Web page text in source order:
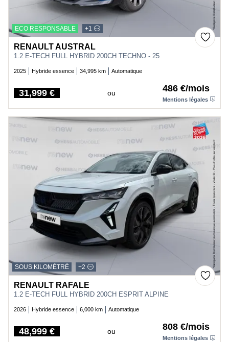
ECO RESPONSABLE +1
RENAULT AUSTRAL
1.2 E-TECH FULL HYBRID 200CH TECHNO - 25
2025 Hybride essence 34,995 km Automatique
Price
31,999 € ou 486 €/mois
Mentions légales
SOUS KILOMÉTRÉ +2
RENAULT RAFALE
1.2 E-TECH FULL HYBRID 200CH ESPRIT ALPINE
2026 Hybride essence 6,000 km Automatique
Price
48,999 € ou 808 €/mois
Mentions légales